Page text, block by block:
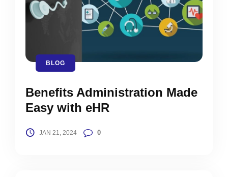
BLOG
Benefits Administration Made
Easy with eHR
JAN 21, 2024 0